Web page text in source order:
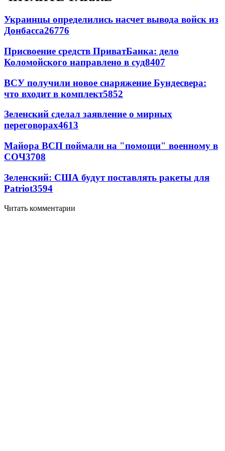
Украинцы определились насчет вывода войск из
Донбасса26776
Присвоение средств ПриватБанка: дело
Коломойского направлено в суд8407
ВСУ получили новое снаряжение Бундесвера:
что входит в комплект5852
Зеленский сделал заявление о мирных
переговорах4613
Майора ВСП поймали на "помощи" военному в
СОЧ3708
Зеленский: США будут поставлять ракеты для
Patriot3594
Читать комментарии